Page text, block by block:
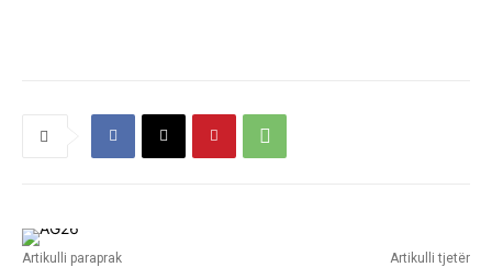
Artikulli paraprak Artikulli tjetër